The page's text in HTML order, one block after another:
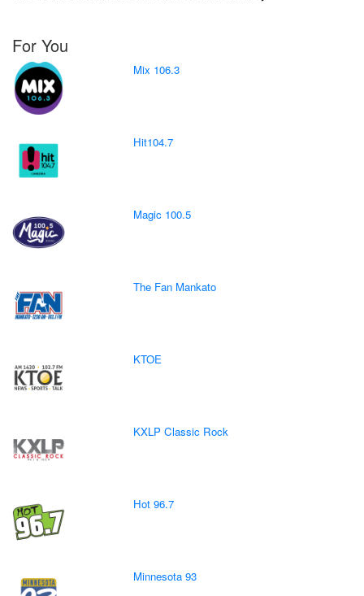
For You
Mix 106.3
Hit104.7
Magic 100.5
The Fan Mankato
KTOE
KXLP Classic Rock
Hot 96.7
Minnesota 93